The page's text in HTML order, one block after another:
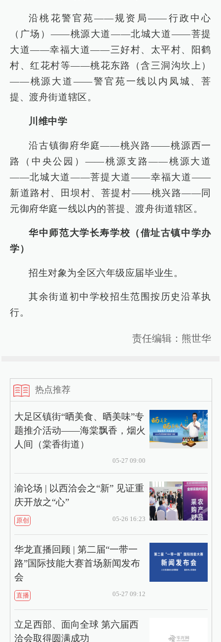
沿桃花警官苑——规资局——行政中心
（广场）——桃源大道——北城大道——菩提
大道——幸福大道——三好村、太平村、阳鹤
村、红花村等——桃花东路（含三洞沟坎上）
——桃源大道——警官苑一线以内凤城、菩
提、渡舟街道辖区。
川维中学
沿古镇御府华庭——桃兴路——桃源西一
路（中央公园）——桃源支路——桃源大道
——北城大道——菩提大道——幸福大道——
新道路村、田坝村、菩提村——桃兴路——同
元御府华庭一线以内的菩提、渡舟街道辖区。
华中师范大学长寿学校（借址古镇中学办
学）
招生对象为全区六年级应届毕业生。
其余街道初中学校招生范围按历史沿革执
行。
责任编辑：熊世华
热点推荐
大足区镇街“晒美食、晒美味”专
题推介活动——海棠飘香，烟火
人间（棠香街道）
05-27 09:00
渝论场 | 以西洽会之“新” 见证重
庆开放之“心”
原创 05-26 16:23
华龙直播回顾 | 第二届“一带一
路”国际技能大赛首场新闻发布
会
直播 05-27 09:12
立足西部、面向全球 第六届西
洽会取得圆满成功